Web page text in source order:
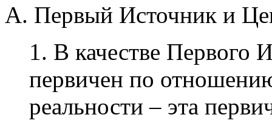
A. Первый Источник и
1. В качестве Первого
первичен по
реальности – эта